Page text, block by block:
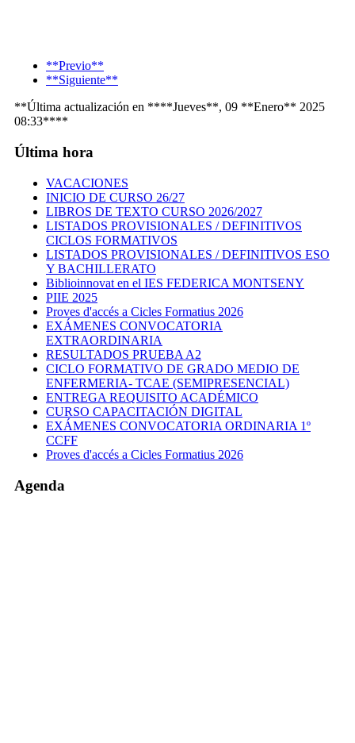
**Previo**
**Siguiente**
**Última actualización en ****Jueves**, 09 **Enero** 2025
08:33****
Última hora
VACACIONES
INICIO DE CURSO 26/27
LIBROS DE TEXTO CURSO 2026/2027
LISTADOS PROVISIONALES / DEFINITIVOS
CICLOS FORMATIVOS
LISTADOS PROVISIONALES / DEFINITIVOS ESO
Y BACHILLERATO
Biblioinnovat en el IES FEDERICA MONTSENY
PIIE 2025
Proves d'accés a Cicles Formatius 2026
EXÁMENES CONVOCATORIA
EXTRAORDINARIA
RESULTADOS PRUEBA A2
CICLO FORMATIVO DE GRADO MEDIO DE
ENFERMERIA- TCAE (SEMIPRESENCIAL)
ENTREGA REQUISITO ACADÉMICO
CURSO CAPACITACIÓN DIGITAL
EXÁMENES CONVOCATORIA ORDINARIA 1º
CCFF
Proves d'accés a Cicles Formatius 2026
Agenda